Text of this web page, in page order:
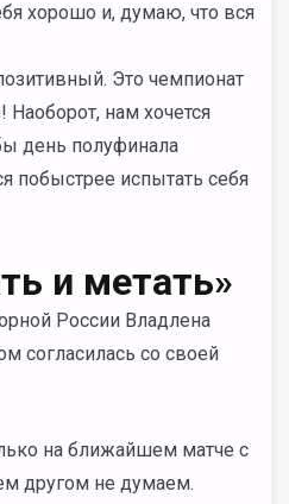
хорошо и, думаю, что вся
Это чемпионат
нам хочется
день полуфинала
побыстрее испытать себя
и метать»
России Владлена
согласилась со своей
на ближайшем матче с
другом не думаем.